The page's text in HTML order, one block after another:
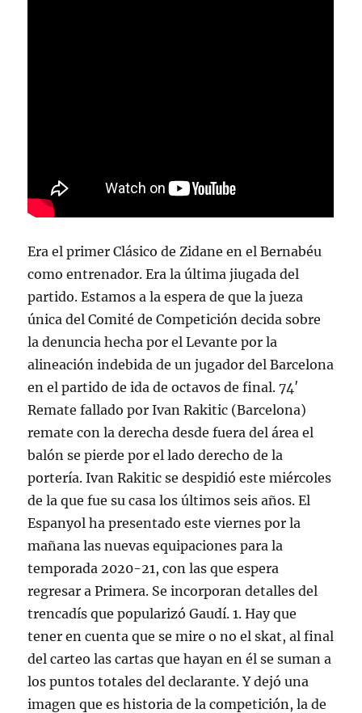
Era el primer Clásico de Zidane en el Bernabéu
como entrenador. Era la última jiugada del
partido. Estamos a la espera de que la jueza
única del Comité de Competición decida sobre
la denuncia hecha por el Levante por la
alineación indebida de un jugador del Barcelona
en el partido de ida de octavos de final. 74′
Remate fallado por Ivan Rakitic (Barcelona)
remate con la derecha desde fuera del área el
balón se pierde por el lado derecho de la
portería. Ivan Rakitic se despidió este miércoles
de la que fue su casa los últimos seis años. El
Espanyol ha presentado este viernes por la
mañana las nuevas equipaciones para la
temporada 2020-21, con las que espera
regresar a Primera. Se incorporan detalles del
trencadís que popularizó Gaudí. 1. Hay que
tener en cuenta que se mire o no el skat, al final
del carteo las cartas que hayan en él se suman a
los puntos totales del declarante. Y dejó una
imagen que es historia de la competición, la de